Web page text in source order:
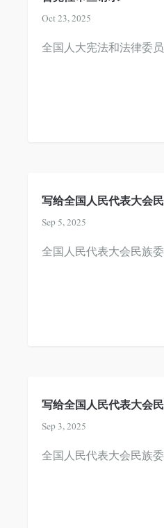
Oct 23, 2025
全国人大宪法和法律委员
写给全国人民代表大会
Sep 5, 2025
全国人民代表大会民族委
写给全国人民代表大会
Sep 3, 2025
全国人民代表大会民族委